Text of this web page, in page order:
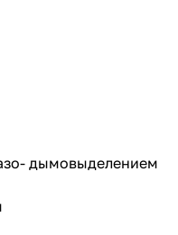
дымовыделением